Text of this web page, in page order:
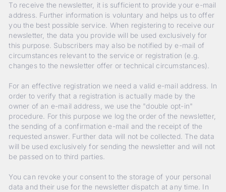
To receive the newsletter, it is sufficient to provide your e-mail
address. Further information is voluntary and helps us to offer
you the best possible service. When registering to receive our
newsletter, the data you provide will be used exclusively for
this purpose. Subscribers may also be notified by e-mail of
circumstances relevant to the service or registration (e.g.
changes to the newsletter offer or technical circumstances).
For an effective registration we need a valid e-mail address. In
order to verify that a registration is actually made by the
owner of an e-mail address, we use the "double opt-in"
procedure. For this purpose we log the order of the newsletter,
the sending of a confirmation e-mail and the receipt of the
requested answer. Further data will not be collected. The data
will be used exclusively for sending the newsletter and will not
be passed on to third parties.
You can revoke your consent to the storage of your personal
data and their use for the newsletter dispatch at any time. In